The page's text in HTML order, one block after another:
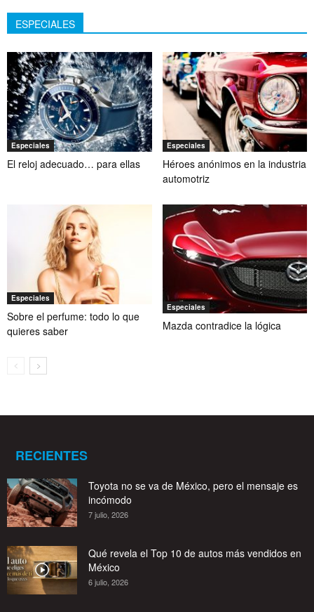
ESPECIALES
Especiales
El reloj adecuado… para ellas
Especiales
Héroes anónimos en la industria
automotriz
Especiales
Sobre el perfume: todo lo que
quieres saber
Especiales
Mazda contradice la lógica
RECIENTES
Toyota no se va de México, pero el mensaje es
incómodo
7 julio, 2026
Qué revela el Top 10 de autos más vendidos en
México
6 julio, 2026